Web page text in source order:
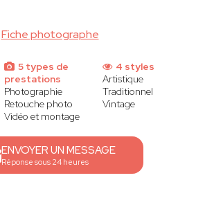
Fiche photographe
5 types de
prestations
Photographie
Retouche photo
Vidéo et montage
4 styles
Artistique
Traditionnel
Vintage
ENVOYER UN MESSAGE
Réponse sous 24 heures